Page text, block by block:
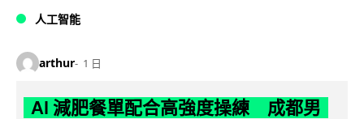
人工智能
arthur 1 日
AI 減肥餐單配合高強度操練 成都男